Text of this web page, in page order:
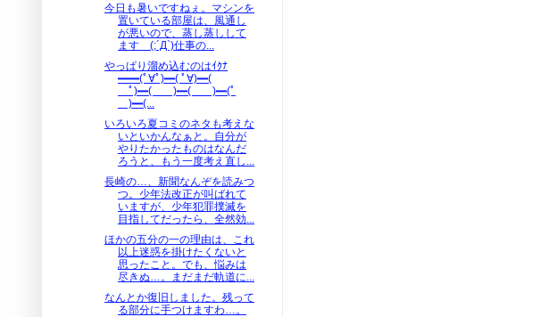
今日も暑いですねぇ。マシンを
置いている部屋は、風通し
が悪いので、蒸し蒸しして
ます (;´Д`)仕事の...
やっぱり溜め込むのはｲｸﾅ
━━(ﾟ∀ﾟ)━( ﾟ∀)━(
ﾟ)━( )━( )━(ﾟ
)━(...
いろいろ夏コミのネタも考えな
いといかんなぁと。自分が
やりたかったものはなんだ
ろうと、もう一度考え直し...
長崎の…、新聞なんぞを読みつ
つ。少年法改正が叫ばれて
いますが、少年犯罪撲滅を
目指してだったら、全然効...
ほかの五分の一の理由は、これ
以上迷惑を掛けたくないと
思ったこと。でも、悩みは
尽きぬ…。まだまだ軌道に...
なんとか復旧しました。残って
る部分に手つけますわ…。